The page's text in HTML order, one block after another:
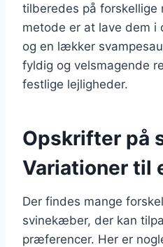
tilberedes på forskellige
metode er at lave dem i
og en lækker
fyldig og velsmagende
festlige lejligheder.
Opskrifter på
Variationer til
Der findes mange
svinekæber, der kan
præferencer. Her er